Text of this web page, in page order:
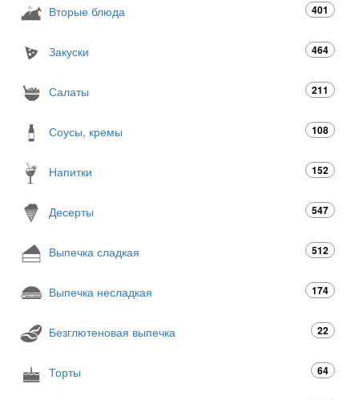
Вторые блюда 401
Закуски 464
Салаты 211
Соусы, кремы 108
Напитки 152
Десерты 547
Выпечка сладкая 512
Выпечка несладкая 174
Безглютеновая выпечка 22
Торты 64